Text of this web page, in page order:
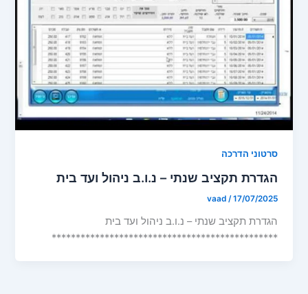
סרטוני הדרכה
הגדרת תקציב שנתי – נ.ו.ב ניהול ועד בית
vaad /17/07/2025
הגדרת תקציב שנתי – נ.ו.ב ניהול ועד בית
***********************************************